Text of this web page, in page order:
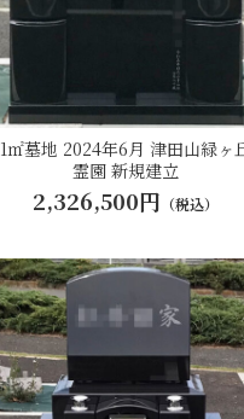
1㎡墓地 2024年6月 津田山緑ヶ
霊園 新規建立
2,326,500円 （税込）